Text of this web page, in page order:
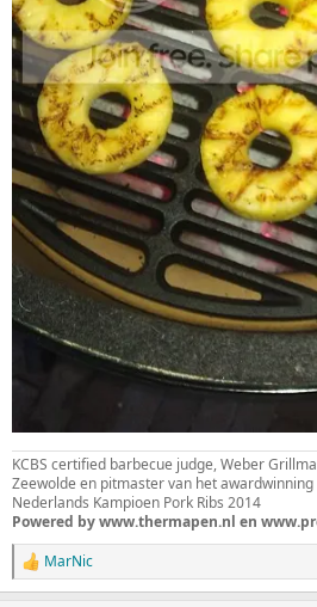
KCBS certified barbecue judge, Weber
Zeewolde en pitmaster van het awardwinning
Nederlands Kampioen Pork Ribs 2014
Powered by www.thermapen.nl en
W
a
MarNic